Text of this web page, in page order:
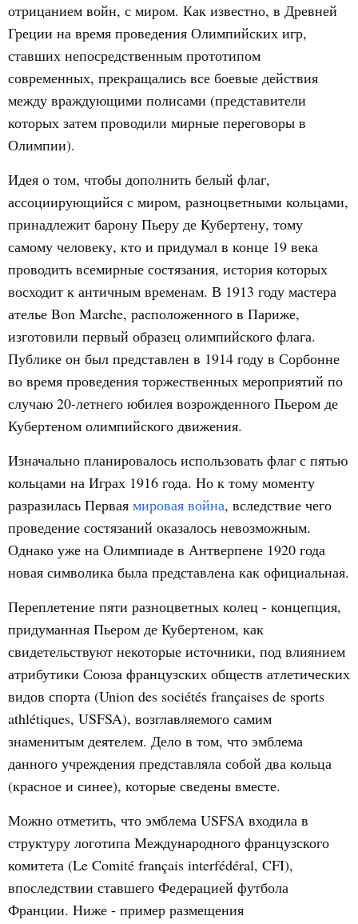
отрицанием войн, с миром. Как известно, в Древней
Греции на время проведения Олимпийских игр,
ставших непосредственным прототипом
современных, прекращались все боевые действия
между враждующими полисами (представители
которых затем проводили мирные переговоры в
Олимпии).
Идея о том, чтобы дополнить белый флаг,
ассоциирующийся с миром, разноцветными кольцами,
принадлежит барону Пьеру де Кубертену, тому
самому человеку, кто и придумал в конце 19 века
проводить всемирные состязания, история которых
восходит к античным временам. В 1913 году мастера
ателье Bon Marche, расположенного в Париже,
изготовили первый образец олимпийского флага.
Публике он был представлен в 1914 году в Сорбонне
во время проведения торжественных мероприятий по
случаю 20-летнего юбилея возрожденного Пьером де
Кубертеном олимпийского движения.
Изначально планировалось использовать флаг с пятью
кольцами на Играх 1916 года. Но к тому моменту
разразилась Первая мировая война, вследствие чего
проведение состязаний оказалось невозможным.
Однако уже на Олимпиаде в Антверпене 1920 года
новая символика была представлена как официальная.
Переплетение пяти разноцветных колец - концепция,
придуманная Пьером де Кубертеном, как
свидетельствуют некоторые источники, под влиянием
атрибутики Союза французских обществ атлетических
видов спорта (Union des sociétés françaises de sports
athlétiques, USFSA), возглавляемого самим
знаменитым деятелем. Дело в том, что эмблема
данного учреждения представляла собой два кольца
(красное и синее), которые сведены вместе.
Можно отметить, что эмблема USFSA входила в
структуру логотипа Международного французского
комитета (Le Comité français interfédéral, CFI),
впоследствии ставшего Федерацией футбола
Франции. Ниже - пример размещения